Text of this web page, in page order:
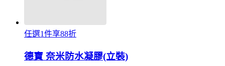
任選1件享88折
德寶 奈米防水凝膠(立裝)